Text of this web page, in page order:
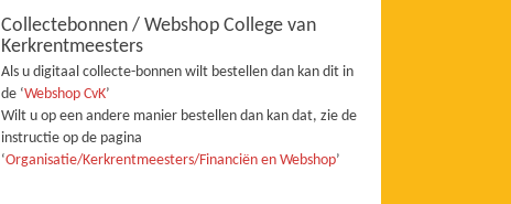
Collectebonnen / Webshop College van
Kerkrentmeesters
Als u digitaal collecte-bonnen wilt bestellen dan kan dit in
de ‘Webshop CvK’
Wilt u op een andere manier bestellen dan kan dat, zie de
instructie op de pagina
‘Organisatie/Kerkrentmeesters/Financiën en Webshop’